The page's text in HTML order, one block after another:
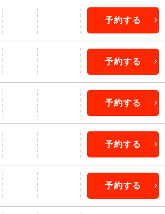
予約する
予約する
予約する
予約する
予約する